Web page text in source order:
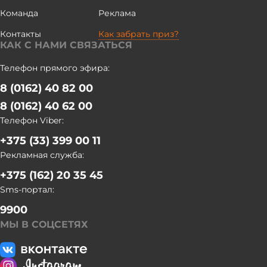
состоится в 2027 году. Ими станут 10 литераторов (по пять
дипломы, их произведения будут опубликованы в
Команда
Реклама
Контакты
Как забрать приз?
КАК С НАМИ СВЯЗАТЬСЯ
Телефон прямого эфира:
8 (0162) 40 82 00
8 (0162) 40 62 00
Телефон Viber:
+375 (33) 399 00 11
Рекламная служба:
+375 (162) 20 35 45
Sms-портал:
9900
МЫ В СОЦСЕТЯХ